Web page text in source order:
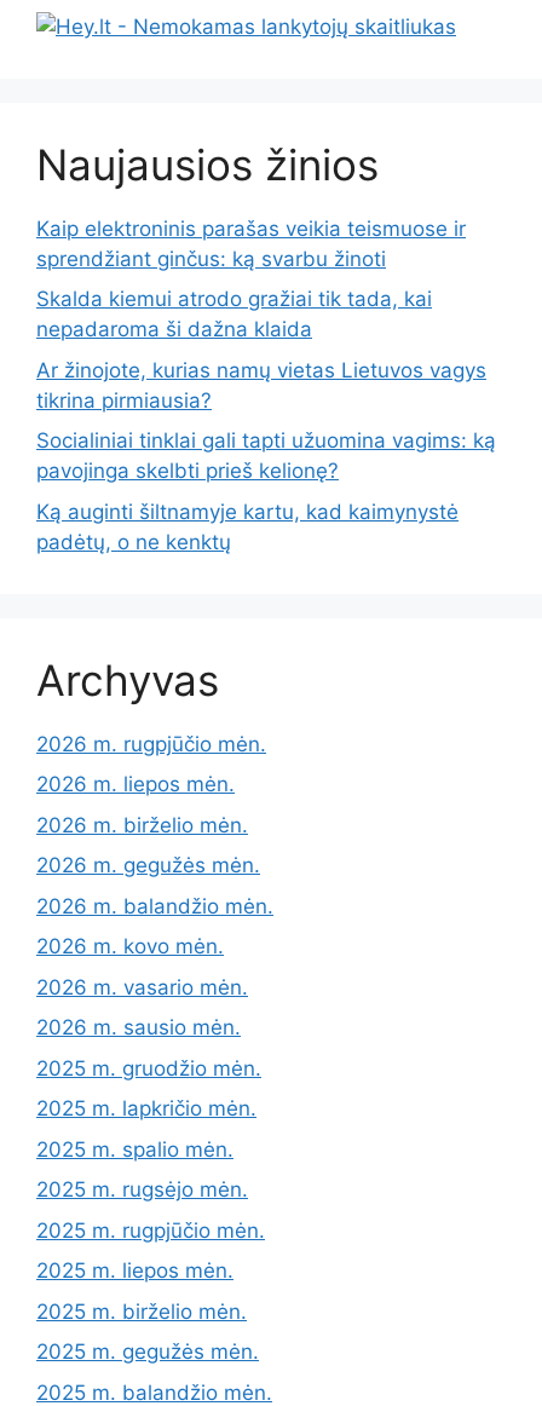
Naujausios žinios
Kaip elektroninis parašas veikia teismuose ir
sprendžiant ginčus: ką svarbu žinoti
Skalda kiemui atrodo gražiai tik tada, kai
nepadaroma ši dažna klaida
Ar žinojote, kurias namų vietas Lietuvos vagys
tikrina pirmiausia?
Socialiniai tinklai gali tapti užuomina vagims: ką
pavojinga skelbti prieš kelionę?
Ką auginti šiltnamyje kartu, kad kaimynystė
padėtų, o ne kenktų
Archyvas
2026 m. rugpjūčio mėn.
2026 m. liepos mėn.
2026 m. birželio mėn.
2026 m. gegužės mėn.
2026 m. balandžio mėn.
2026 m. kovo mėn.
2026 m. vasario mėn.
2026 m. sausio mėn.
2025 m. gruodžio mėn.
2025 m. lapkričio mėn.
2025 m. spalio mėn.
2025 m. rugsėjo mėn.
2025 m. rugpjūčio mėn.
2025 m. liepos mėn.
2025 m. birželio mėn.
2025 m. gegužės mėn.
2025 m. balandžio mėn.